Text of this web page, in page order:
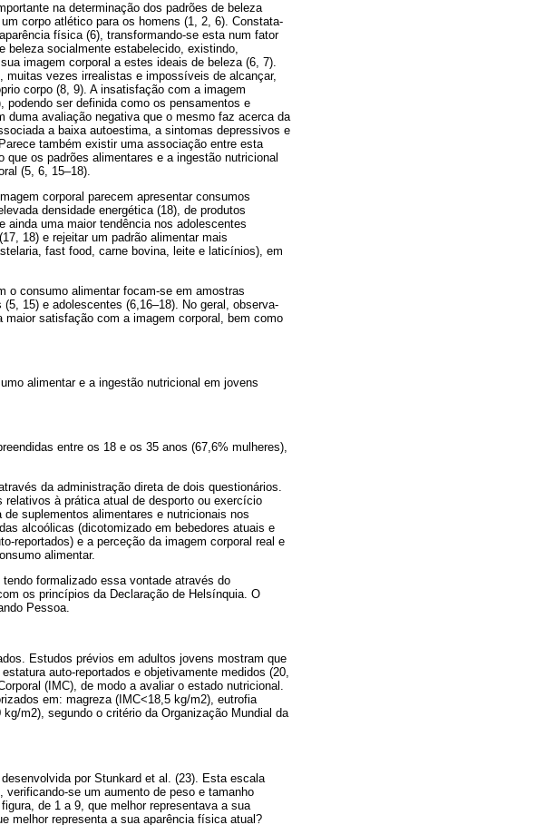
na determinação dos padrões de beleza
corpo atlético para os homens (1, 2, 6). Constata-
física (6), transformando-se esta num fator
beleza socialmente estabelecido, existindo,
imagem corporal a estes ideais de beleza (6, 7).
muitas vezes irrealistas e impossíveis de alcançar,
corpo (8, 9). A insatisfação com a imagem
podendo ser definida como os pensamentos e
duma avaliação negativa que o mesmo faz acerca da
a baixa autoestima, a sintomas depressivos e
também existir uma associação entre esta
os padrões alimentares e a ingestão nutricional
(5, 6, 15–18).
corporal parecem apresentar consumos
densidade energética (18), de produtos
ainda uma maior tendência nos adolescentes
18) e rejeitar um padrão alimentar mais
fast food, carne bovina, leite e laticínios), em
o consumo alimentar focam-se em amostras
15) e adolescentes (6,16–18). No geral, observa-
satisfação com a imagem corporal, bem como
alimentar e a ingestão nutricional em jovens
entre os 18 e os 35 anos (67,6% mulheres),
da administração direta de dois questionários.
à prática atual de desporto ou exercício
suplementos alimentares e nutricionais nos
alcoólicas (dicotomizado em bebedores atuais e
reportados) e a perceção da imagem corporal real e
alimentar.
formalizado essa vontade através do
os princípios da Declaração de Helsínquia. O
Pessoa.
Estudos prévios em adultos jovens mostram que
auto-reportados e objetivamente medidos (20,
(IMC), de modo a avaliar o estado nutricional.
em: magreza (IMC<18,5 kg/m2), eutrofia
m2), segundo o critério da Organização Mundial da
por Stunkard et al. (23). Esta escala
se um aumento de peso e tamanho
de 1 a 9, que melhor representava a sua
melhor representa a sua aparência física atual?